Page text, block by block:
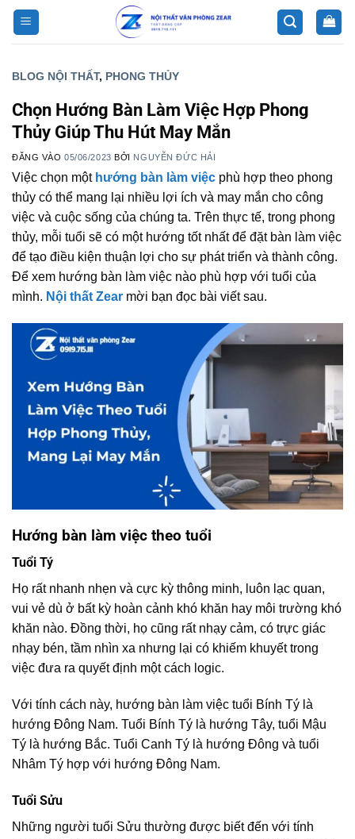
Bỏ
qua
nội
BLOG NỘI THẤT, PHONG THỦY
Chọn Hướng Bàn Làm Việc Hợp Phong
Thủy Giúp Thu Hút May Mắn
ĐĂNG VÀO05/06/2023 BỞI NGUYỄN ĐỨC HẢI
Việc chọn một hướng bàn làm việc phù hợp theo phong
thủy có thể mang lại nhiều lợi ích và may mắn cho công
việc và cuộc sống của chúng ta. Trên thực tế, trong phong
thủy, mỗi tuổi sẽ có một hướng tốt nhất để đặt bàn làm việc
để tạo điều kiện thuận lợi cho sự phát triển và thành công.
Để xem hướng bàn làm việc nào phù hợp với tuổi của
mình. Nội thất Zear mời bạn đọc bài viết sau.
Hướng bàn làm việc theo tuổi
Tuổi Tý
Họ rất nhanh nhẹn và cực kỳ thông minh, luôn lạc quan,
vui vẻ dù ở bất kỳ hoàn cảnh khó khăn hay môi trường khó
khăn nào. Đồng thời, họ cũng rất nhạy cảm, có trực giác
nhạy bén, tầm nhìn xa nhưng lại có khiếm khuyết trong
việc đưa ra quyết định một cách logic.
Với tính cách này, hướng bàn làm việc tuổi Bính Tý là
hướng Đông Nam. Tuổi Bính Tý là hướng Tây, tuổi Mậu
Tý là hướng Bắc. Tuổi Canh Tý là hướng Đông và tuổi
Nhâm Tý hợp với hướng Đông Nam.
Tuổi Sửu
Những người tuổi Sửu thường được biết đến với tính